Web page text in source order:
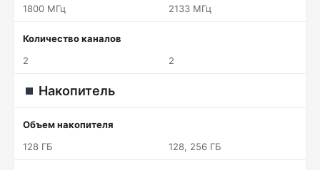
1800 МГц
2133 МГц
Количество каналов
2
2
Накопитель
Объем накопителя
128 ГБ
128, 256 ГБ